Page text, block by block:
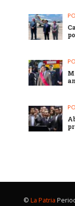
© La Patria